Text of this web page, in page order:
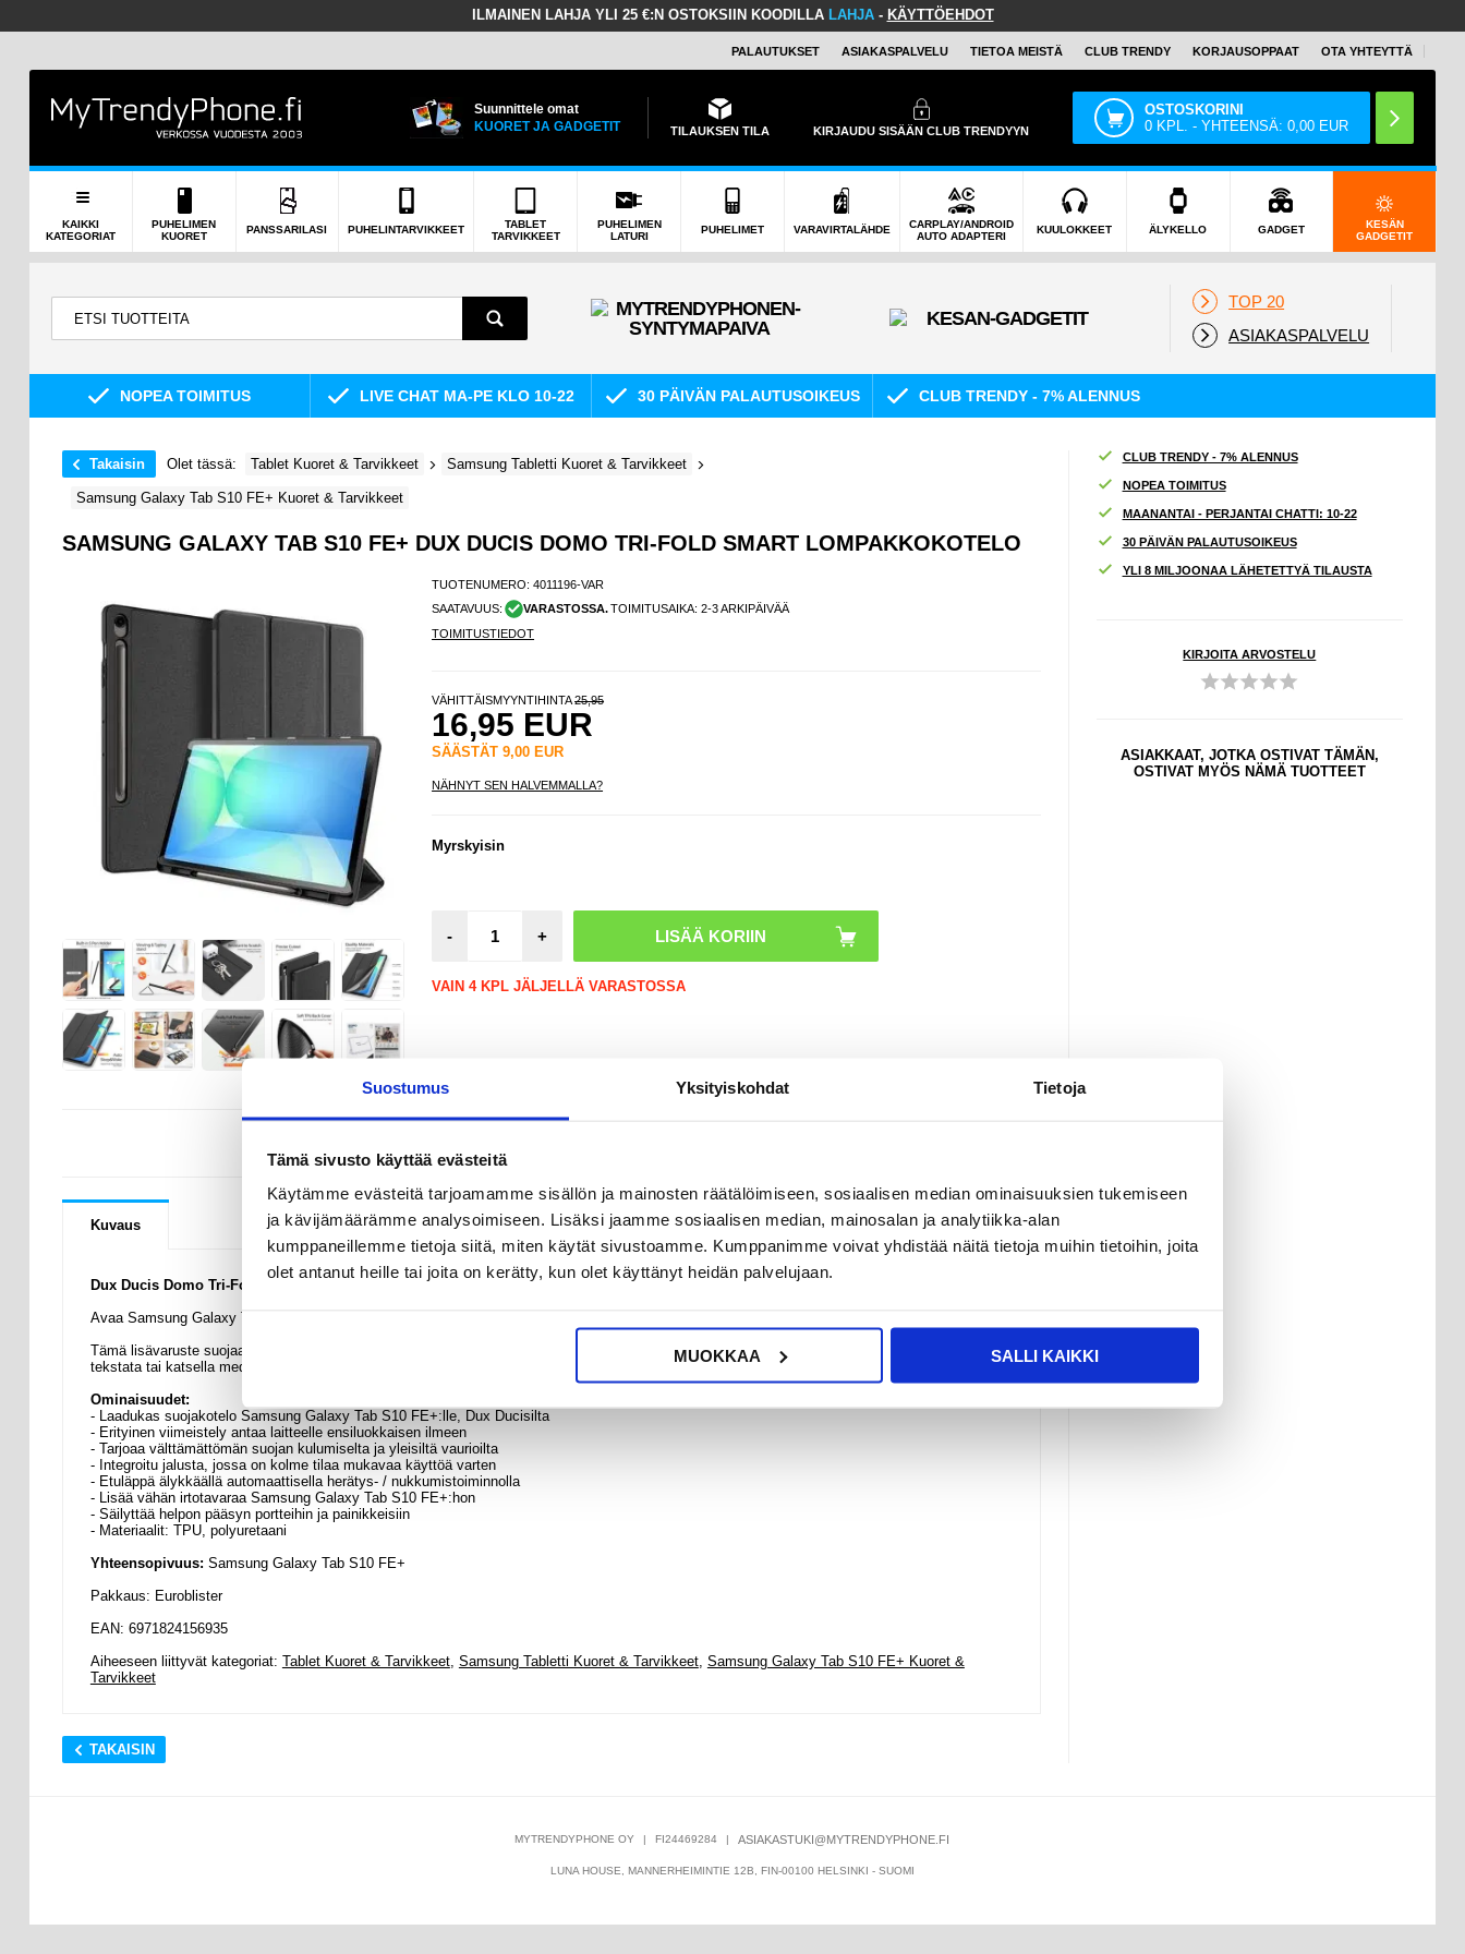
Suostumus Yksityiskohdat Tietoja
Tämä sivusto käyttää evästeitä
Käytämme evästeitä tarjoamamme sisällön ja mainosten räätälöimiseen, sosiaalisen median ominaisuuksien tukemiseen
ja kävijämäärämme analysoimiseen. Lisäksi jaamme sosiaalisen median, mainosalan ja analytiikka-alan
kumppaneillemme tietoja siitä, miten käytät sivustoamme. Kumppanimme voivat yhdistää näitä tietoja muihin tietoihin, joita
olet antanut heille tai joita on kerätty, kun olet käyttänyt heidän palvelujaan.
MUOKKAA SALLI KAIKKI
ILMAINEN LAHJA YLI 25 €:N OSTOKSIIN KOODILLA LAHJA- KÄYTTÖEHDOT
PALAUTUKSET ASIAKASPALVELU TIETOA MEISTÄ CLUB TRENDY KORJAUSOPPAAT OTA YHTEYTTÄ
Suunnittele omat
KUORET JA GADGETIT
TILAUKSEN TILA KIRJAUDU SISÄÄN CLUB TRENDYYN
OSTOSKORINI
0 KPL. - YHTEENSÄ:0,00 EUR
KAIKKI
KATEGORIAT
PUHELIMEN
KUORET
PANSSARILASI PUHELINTARVIKKEET
TABLET
TARVIKKEET
PUHELIMEN
LATURI
PUHELIMET VARAVIRTALÄHDE
CARPLAY/ANDROID
AUTO ADAPTERI
KUULOKKEET ÄLYKELLO GADGET
KESÄN
GADGETIT
TOP 20
ASIAKASPALVELU
NOPEA TOIMITUS LIVE CHAT MA-PE KLO 10-22 30 PÄIVÄN PALAUTUSOIKEUS CLUB TRENDY - 7% ALENNUS
Takaisin Olet tässä: Tablet Kuoret & Tarvikkeet Samsung Tabletti Kuoret & Tarvikkeet
Samsung Galaxy Tab S10 FE+ Kuoret & Tarvikkeet
SAMSUNG GALAXY TAB S10 FE+ DUX DUCIS DOMO TRI-FOLD SMART LOMPAKKOKOTELO
TUOTENUMERO:4011196-VAR
SAATAVUUS:
VARASTOSSA.TOIMITUSAIKA: 2-3 ARKIPÄIVÄÄ
TOIMITUSTIEDOT
VÄHITTÄISMYYNTIHINTA25,95
16,95 EUR
SÄÄSTÄT9,00 EUR
NÄHNYT SEN HALVEMMALLA?
Myrskyisin
- +
VAIN 4 KPL JÄLJELLÄ VARASTOSSA
Kuvaus
Dux Ducis Domo Tri-Fold Smart Läppäkotelo - Samsung Galaxy Tab S10 FE+
Avaa Samsung Galaxy Tab S10 FE+:n kaikki potentiaalit Domo-sarjan suojakotelolla.
Tämä lisävaruste suojaa laitetta kolhuilta ja naarmuilta sekä laajentaa sen toimintoja. Etuläppä toimii jalustana kolmessa tilassa, jotta olisi helppo
tekstata tai katsella mediaa handsfree.
Ominaisuudet:
- Laadukas suojakotelo Samsung Galaxy Tab S10 FE+:lle, Dux Ducisilta
- Erityinen viimeistely antaa laitteelle ensiluokkaisen ilmeen
- Tarjoaa välttämättömän suojan kulumiselta ja yleisiltä vaurioilta
- Integroitu jalusta, jossa on kolme tilaa mukavaa käyttöä varten
- Etuläppä älykkäällä automaattisella herätys- / nukkumistoiminnolla
- Lisää vähän irtotavaraa Samsung Galaxy Tab S10 FE+:hon
- Säilyttää helpon pääsyn portteihin ja painikkeisiin
- Materiaalit: TPU, polyuretaani
Yhteensopivuus: Samsung Galaxy Tab S10 FE+
Pakkaus: Euroblister
EAN: 6971824156935
Aiheeseen liittyvät kategoriat: Tablet Kuoret & Tarvikkeet, Samsung Tabletti Kuoret & Tarvikkeet, Samsung Galaxy Tab S10 FE+ Kuoret &
Tarvikkeet
TAKAISIN
CLUB TRENDY - 7% ALENNUS
NOPEA TOIMITUS
MAANANTAI - PERJANTAI CHATTI: 10-22
30 PÄIVÄN PALAUTUSOIKEUS
YLI 8 MILJOONAA LÄHETETTYÄ TILAUSTA
KIRJOITA ARVOSTELU
ASIAKKAAT, JOTKA OSTIVAT TÄMÄN,
OSTIVAT MYÖS NÄMÄ TUOTTEET
MYTRENDYPHONE OY | FI24469284 | ASIAKASTUKI@MYTRENDYPHONE.FI
LUNA HOUSE, MANNERHEIMINTIE 12B, FIN-00100 HELSINKI - SUOMI